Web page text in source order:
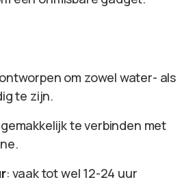
om zowel water- als
te zijn.
te verbinden met
: vaak tot wel 12-24 uur